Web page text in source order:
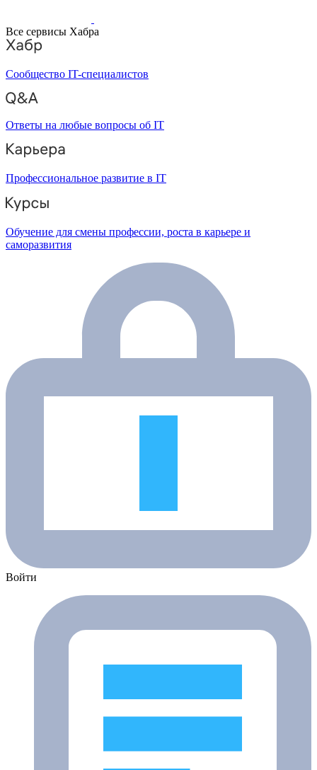
Все сервисы Хабра
Сообщество IT-специалистов
Ответы на любые вопросы об IT
Профессиональное развитие в IT
Обучение для смены профессии, роста в карьере и
саморазвития
Войти